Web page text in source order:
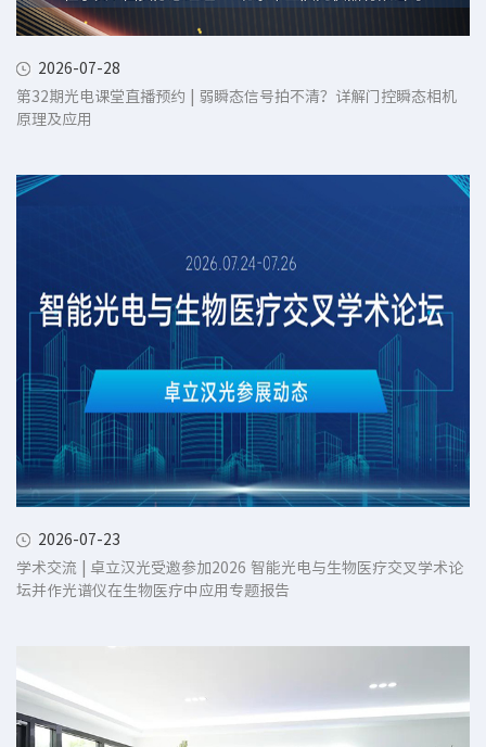
2026-07-28
第32期光电课堂直播预约 | 弱瞬态信号拍不清？详解门控瞬态相机
原理及应用
2026-07-23
学术交流 | 卓立汉光受邀参加2026 智能光电与生物医疗交叉学术论
坛并作光谱仪在生物医疗中应用专题报告